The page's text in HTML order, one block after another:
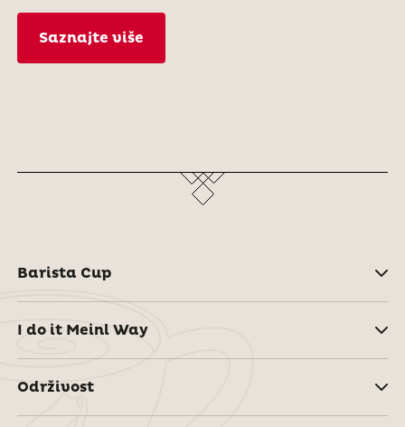
Saznajte više
Barista Cup
I do it Meinl Way
Održivost